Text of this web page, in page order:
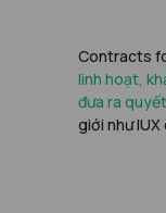
Contracts
linh hoạt,
đưa ra
giới như IUX